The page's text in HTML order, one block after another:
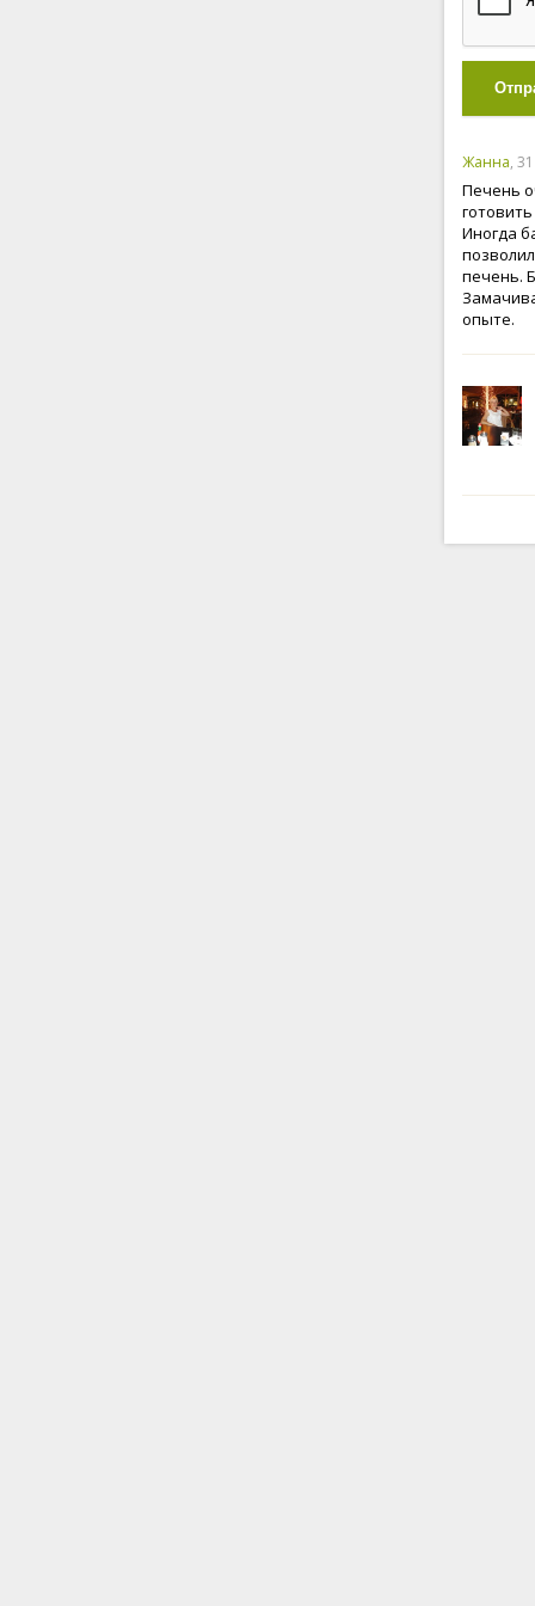
Жанна,
Печень
Иногда
печень.
опыте.